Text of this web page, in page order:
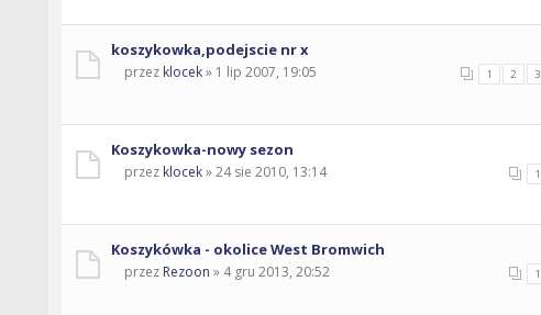
koszykowka,podejscie nr x
1 2 3
przez klocek» 1 lip 2007, 19:05
Koszykowka-nowy sezon
1
przez klocek» 24 sie 2010, 13:14
Koszykówka - okolice West Bromwich
1
przez Rezoon » 4 gru 2013, 20:52